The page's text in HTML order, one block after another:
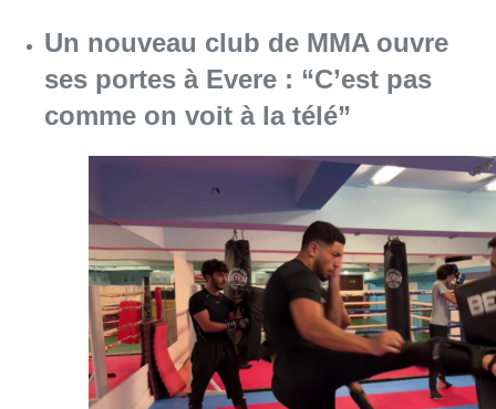
Un nouveau club de MMA ouvre
ses portes à Evere : “C’est pas
comme on voit à la télé”